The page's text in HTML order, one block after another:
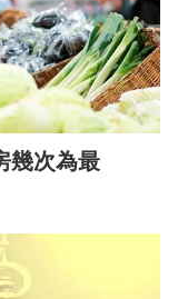
幾次為最